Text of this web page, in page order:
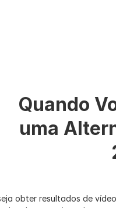
Quando
uma
obter resultados de vídeo